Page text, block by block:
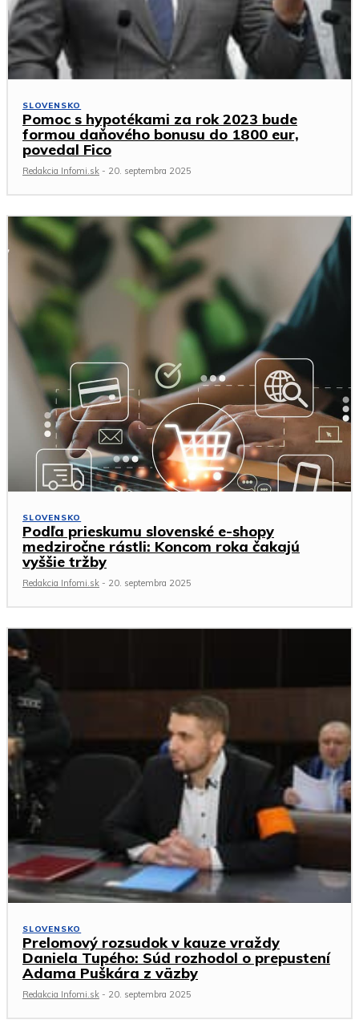
SLOVENSKO
Pomoc s hypotékami za rok 2023 bude
formou daňového bonusu do 1800 eur,
povedal Fico
Redakcia Infomi.sk - 20. septembra 2025
SLOVENSKO
Podľa prieskumu slovenské e-shopy
medziročne rástli: Koncom roka čakajú
vyššie tržby
Redakcia Infomi.sk - 20. septembra 2025
SLOVENSKO
Prelomový rozsudok v kauze vraždy
Daniela Tupého: Súd rozhodol o prepustení
Adama Puškára z väzby
Redakcia Infomi.sk - 20. septembra 2025